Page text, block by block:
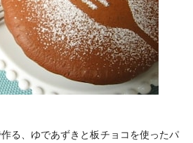
る、ゆであずきと板チョコを使ったパ